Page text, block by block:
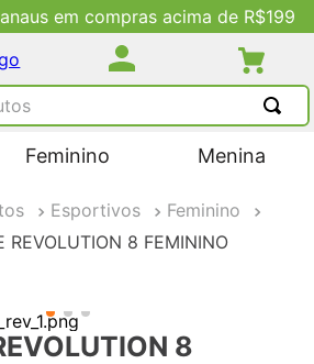
em compras acima de R$199
Feminino Menina
Esportivos
Feminino
REVOLUTION 8 FEMININO
8